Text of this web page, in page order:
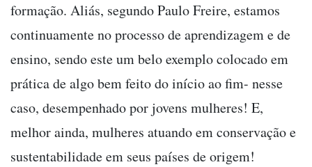
formação. Aliás, segundo Paulo Freire, estamos
continuamente no processo de aprendizagem e de
ensino, sendo este um belo exemplo colocado em
prática de algo bem feito do início ao fim- nesse
caso, desempenhado por jovens mulheres! E,
melhor ainda, mulheres atuando em conservação e
sustentabilidade em seus países de origem!